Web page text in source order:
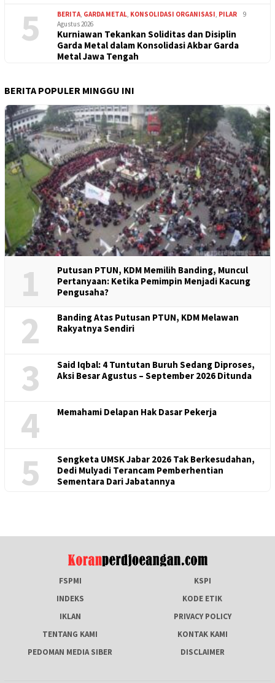
5 BERITA, GARDA METAL, KONSOLIDASI ORGANISASI, PILAR
9
Agustus 2026
Kurniawan Tekankan Soliditas dan Disiplin
Garda Metal dalam Konsolidasi Akbar Garda
Metal Jawa Tengah
BERITA POPULER MINGGU INI
1
Putusan PTUN, KDM Memilih Banding, Muncul
Pertanyaan: Ketika Pemimpin Menjadi Kacung
Pengusaha?
2
Banding Atas Putusan PTUN, KDM Melawan
Rakyatnya Sendiri
3
Said Iqbal: 4 Tuntutan Buruh Sedang Diproses,
Aksi Besar Agustus – September 2026 Ditunda
4 Memahami Delapan Hak Dasar Pekerja
5
Sengketa UMSK Jabar 2026 Tak Berkesudahan,
Dedi Mulyadi Terancam Pemberhentian
Sementara Dari Jabatannya
FSPMI
KSPI
INDEKS
KODE ETIK
IKLAN
PRIVACY POLICY
TENTANG KAMI
KONTAK KAMI
PEDOMAN MEDIA SIBER
DISCLAIMER